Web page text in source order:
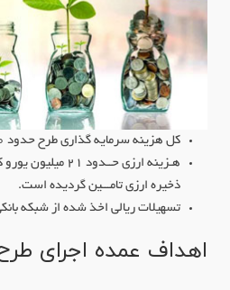
کل هزینه سرمایه گذاری طرح حدود 940 میلیارد ریال.
هـزینه ارزی
ذخیره ارزی تامـــین گردیده است.
تسهیلات ریالی اخذ شده از شبکه بانکی معادل 571
اهداف عمده اجرای